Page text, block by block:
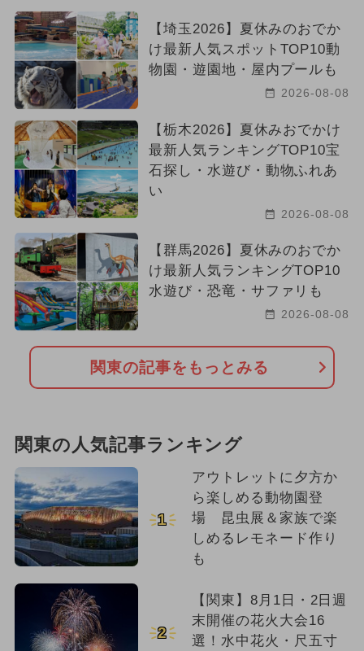
【埼玉2026】夏休みのおでか
け最新人気スポットTOP10動
物園・遊園地・屋内プールも
2026-08-08
【栃木2026】夏休みおでかけ
最新人気ランキングTOP10宝
石探し・水遊び・動物ふれあ
い
2026-08-08
【群馬2026】夏休みのおでか
け最新人気ランキングTOP10
水遊び・恐竜・サファリも
2026-08-08
関東の記事をもっとみる
関東の人気記事ランキング
1
アウトレットに夕方か
ら楽しめる動物園登
場 昆虫展＆家族で楽
しめるレモネード作り
も
2
【関東】8月1日・2日週
末開催の花火大会16
選！水中花火・尺五寸